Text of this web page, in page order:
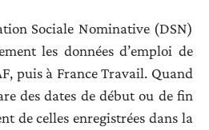
Sociale Nominative (DSN)
les données d’emploi de
puis à France Travail. Quand
des dates de début ou de fin
de celles enregistrées dans la